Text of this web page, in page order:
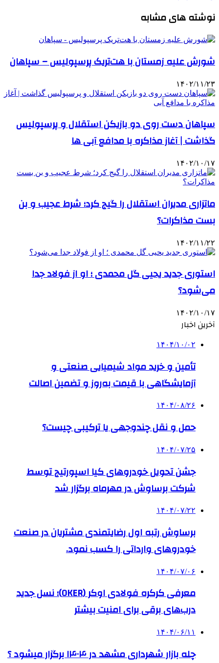
نوشته های مشابه
شورش علیه زمستان با هت‌تریک پرسپولیس – سپاهان
۱۴۰۲/۱۱/۲۳
سپاهان دست روی دو بازیکن استقلال و پرسپولیس
گذاشت | آغاز مذاکره با مدافع آبی ها
۱۴۰۲/۱۰/۱۷
ماتزاری مدیران استقلال را گیج کرد؛ شرط عجیب و بن
بست مذاکرات؟
۱۴۰۲/۱۱/۲۲
استوری جدید یحیی گل محمدی ؛ او از فولاد جدا
می‌شود؟
۱۴۰۲/۱۰/۱۷
آخرین اخبار
۱۴۰۴/۱۰/۰۲
تأمین و خرید مواد شیمیایی صنعتی و
آزمایشگاهی با قیمت به‌روز و تضمین اصالت
۱۴۰۴/۰۸/۲۶
حمل و نقل چندوجهی یا ترکیبی چیست؟
۱۴۰۴/۰۷/۲۵
جشن تحویل خودروهای کیا اسپورتیج توسط
شرکت برساوش در مهرماه برگزار شد
۱۴۰۴/۰۷/۲۲
برساوش رتبه اول رضایتمندی مشتریان در صنعت
خودروهای وارداتی را کسب نمود.
۱۴۰۴/۰۷/۰۶
معرفی کرکره فولادی اوکر (OKER)؛ نسل جدید
درب‌های برقی برای امنیت بیشتر
۱۴۰۴/۰۶/۱۱
چله بازار شهرداری مشهد در ۱۴۰۴ برگزار میشود ؟